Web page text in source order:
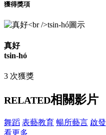
獲得獎項
真好
tsin-hó
3 次獲獎
RELATED相關影片
舞蹈 表藝教育 暢所藝言 啟發
看更多